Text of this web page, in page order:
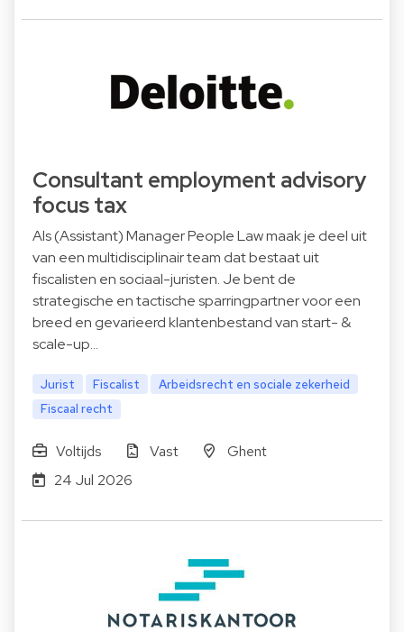
Consultant employment advisory
focus tax
Als (Assistant) Manager People Law maak je deel uit
van een multidisciplinair team dat bestaat uit
fiscalisten en sociaal-juristen. Je bent de
strategische en tactische sparringpartner voor een
breed en gevarieerd klantenbestand van start- &
scale-up…
Jurist Fiscalist
Arbeidsrecht en sociale zekerheid
Fiscaal recht
Voltijds Vast
Ghent
24 Jul 2026